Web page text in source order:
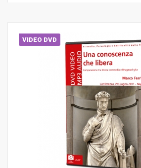
VIDEO DVD